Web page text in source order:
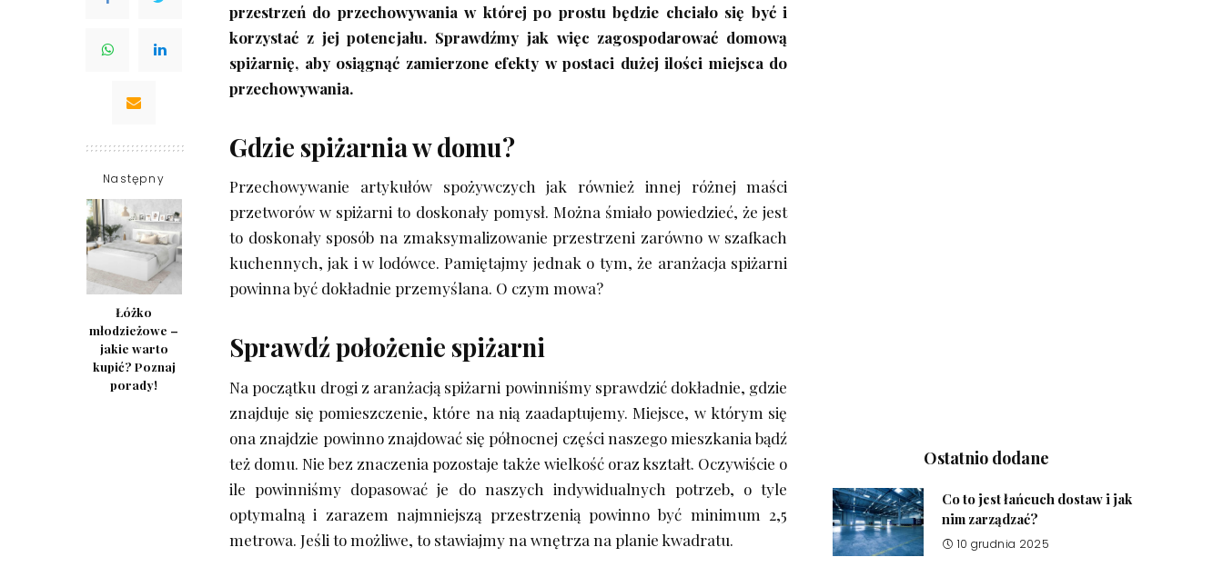
Następny
Łóżko
młodzieżowe –
jakie warto
kupić? Poznaj
porady!
przestrzeń do przechowywania w której po prostu będzie chciało się być i
korzystać z jej potencjału. Sprawdźmy jak więc zagospodarować domową
spiżarnię, aby osiągnąć zamierzone efekty w postaci dużej ilości miejsca do
przechowywania.
Gdzie spiżarnia w domu?
Przechowywanie artykułów spożywczych jak również innej różnej maści
przetworów w spiżarni to doskonały pomysł. Można śmiało powiedzieć, że jest
to doskonały sposób na zmaksymalizowanie przestrzeni zarówno w szafkach
kuchennych, jak i w lodówce. Pamiętajmy jednak o tym, że aranżacja spiżarni
powinna być dokładnie przemyślana. O czym mowa?
Sprawdź położenie spiżarni
Na początku drogi z aranżacją spiżarni powinniśmy sprawdzić dokładnie, gdzie
znajduje się pomieszczenie, które na nią zaadaptujemy. Miejsce, w którym się
ona znajdzie powinno znajdować się północnej części naszego mieszkania bądź
też domu. Nie bez znaczenia pozostaje także wielkość oraz kształt. Oczywiście o
ile powinniśmy dopasować je do naszych indywidualnych potrzeb, o tyle
optymalną i zarazem najmniejszą przestrzenią powinno być minimum 2,5
metrowa. Jeśli to możliwe, to stawiajmy na wnętrza na planie kwadratu.
Ostatnio dodane
Co to jest łańcuch dostaw i jak
nim zarządzać?
10 grudnia 2025